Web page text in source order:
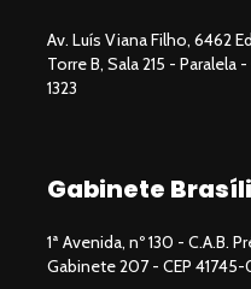
Av. Luís Viana Filho, 6462
Torre B, Sala 215 - Paralela
1323
Gabinete
1ª Avenida, nº 130 - C.A.B.
Gabinete 207 - CEP 41745-